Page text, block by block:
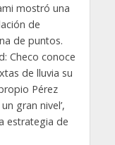
mostró una
de
de puntos.
Checo conoce
de lluvia su
Pérez
gran nivel’,
estrategia de